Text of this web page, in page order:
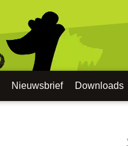
Nieuwsbrief Downloads